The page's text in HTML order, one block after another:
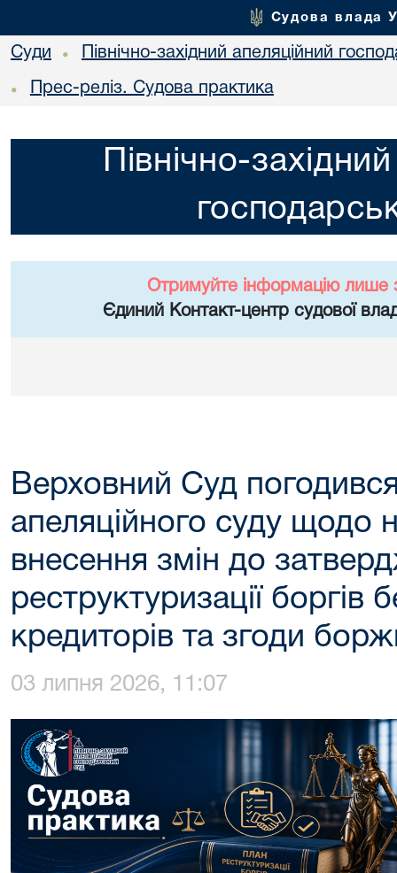
Судова влада
Суди • Північно-західний апеляційний
• Прес-реліз. Судова практика
Північно-
Отримуйте інформацію лише
Єдиний Контакт-центр судової
Верховний Суд
апеляційного суду щодо
внесення змін до
реструктуризації боргів
кредиторів та згоди
03 липня 2026, 11:07